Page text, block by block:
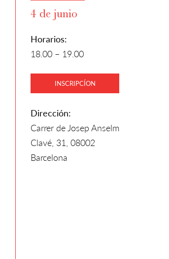
4 de junio
Horarios:
18.00 – 19.00
INSCRIPCÍON
Dirección:
Carrer de Josep Anselm
Clavé, 31, 08002
Barcelona